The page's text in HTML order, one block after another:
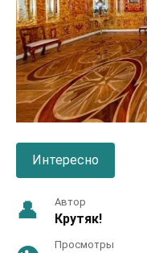
Интересно
Автор
Крутяк!
Просмотры